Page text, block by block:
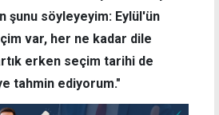
şunu söyleyeyim: Eylül'ün
var, her ne kadar dile
erken seçim tarihi de
tahmin ediyorum."